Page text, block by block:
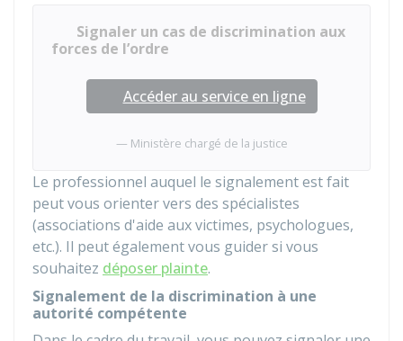
Signaler un cas de discrimination aux
forces de l’ordre
Accéder au service en ligne
Ministère chargé de la justice
Le professionnel auquel le signalement est fait
peut vous orienter vers des spécialistes
(associations d'aide aux victimes, psychologues,
etc.). Il peut également vous guider si vous
souhaitez déposer plainte.
Signalement de la discrimination à une
autorité compétente